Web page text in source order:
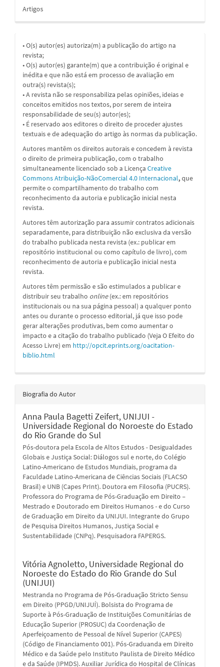
Artigos
• O(s) autor(es) autoriza(m) a publicação do artigo na
revista;
• O(s) autor(es) garante(m) que a contribuição é original e
inédita e que não está em processo de avaliação em
outra(s) revista(s);
• A revista não se responsabiliza pelas opiniões, ideias e
conceitos emitidos nos textos, por serem de inteira
responsabilidade de seu(s) autor(es);
• É reservado aos editores o direito de proceder ajustes
textuais e de adequação do artigo às normas da publicação.
Autores mantêm os direitos autorais e concedem à revista
o direito de primeira publicação, com o trabalho
simultaneamente licenciado sob a Licença Creative
Commons Atribuição-NãoComercial 4.0 Internacional,que
permite o compartilhamento do trabalho com
reconhecimento da autoria e publicação inicial nesta
revista.
Autores têm autorização para assumir contratos adicionais
separadamente, para distribuição não exclusiva da versão
do trabalho publicada nesta revista (ex.: publicar em
repositório institucional ou como capítulo de livro), com
reconhecimento de autoria e publicação inicial nesta
revista.
Autores têm permissão e são estimulados a publicar e
distribuir seu trabalho online(ex.: em repositórios
institucionais ou na sua página pessoal) a qualquer ponto
antes ou durante o processo editorial, já que isso pode
gerar alterações produtivas, bem como aumentar o
impacto e a citação do trabalho publicado (Veja O Efeito do
Acesso Livre) em http://opcit.eprints.org/oacitation-
biblio.html
Biografia do Autor
Anna Paula Bagetti Zeifert, UNIJUI -
Universidade Regional do Noroeste do Estado
do Rio Grande do Sul
Pós-doutora pela Escola de Altos Estudos - Desigualdades
Globais e Justiça Social: Diálogos sul e norte, do Colégio
Latino-Americano de Estudos Mundiais, programa da
Faculdade Latino-Americana de Ciências Sociais (FLACSO
Brasil) e UNB (Capes PrInt). Doutora em Filosofia (PUCRS).
Professora do Programa de Pós-Graduação em Direito –
Mestrado e Doutorado em Direitos Humanos - e do Curso
de Graduação em Direito da UNIJUI. Integrante do Grupo
de Pesquisa Direitos Humanos, Justiça Social e
Sustentabilidade (CNPq). Pesquisadora FAPERGS.
Vitória Agnoletto, Universidade Regional do
Noroeste do Estado do Rio Grande do Sul
(UNIJUI)
Mestranda no Programa de Pós-Graduação Stricto Sensu
em Direito (PPGD/UNIJUÍ). Bolsista do Programa de
Suporte à Pós-Graduação de Instituições Comunitárias de
Educação Superior (PROSUC) da Coordenação de
Aperfeiçoamento de Pessoal de Nível Superior (CAPES)
(Código de Financiamento 001). Pós-Graduanda em Direito
Médico e da Saúde pelo Instituto Paulista de Direito Médico
e da Saúde (IPMDS). Auxiliar Jurídica do Hospital de Clínicas